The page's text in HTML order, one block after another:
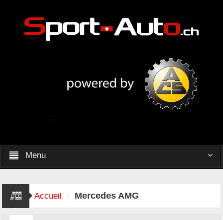
Menu
Accueil Mercedes AMG